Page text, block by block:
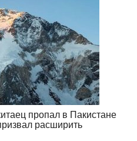
пропал в Пакистане
расширить